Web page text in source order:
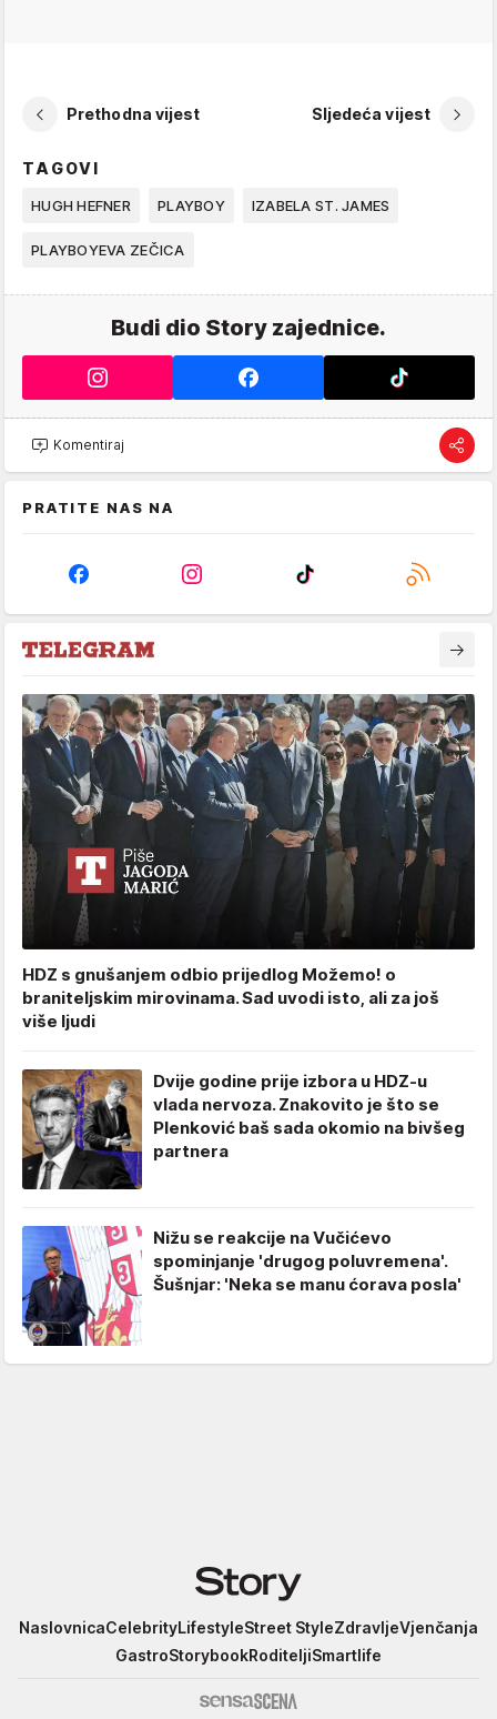
Prethodna vijest Sljedeća vijest
TAGOVI
HUGH HEFNER PLAYBOY IZABELA ST. JAMES
PLAYBOYEVA ZEČICA
Budi dio Story zajednice.
Komentiraj
PRATITE NAS NA
HDZ s gnušanjem odbio prijedlog Možemo! o
braniteljskim mirovinama. Sad uvodi isto, ali za još
više ljudi
Dvije godine prije izbora u HDZ-u
vlada nervoza. Znakovito je što se
Plenković baš sada okomio na bivšeg
partnera
Nižu se reakcije na Vučićevo
spominjanje 'drugog poluvremena'.
Šušnjar: 'Neka se manu ćorava posla'
Story
NaslovnicaCelebrityLifestyleStreet StyleZdravljeVjenčanja
GastroStorybookRoditeljiSmartlife